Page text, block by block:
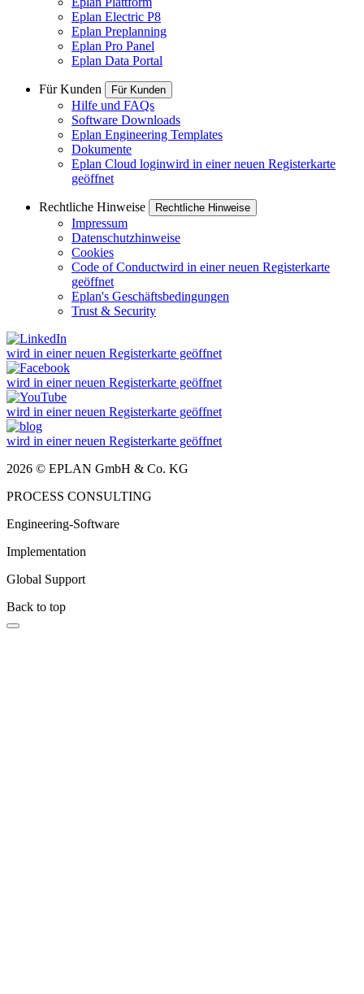
Eplan Electric P8
Eplan Preplanning
Eplan Pro Panel
Eplan Data Portal
Für Kunden Für Kunden
Hilfe und FAQs
Software Downloads
Eplan Engineering Templates
Dokumente
Eplan Cloud loginwird in einer neuen Registerkarte
geöffnet
Rechtliche Hinweise Rechtliche Hinweise
Impressum
Datenschutzhinweise
Cookies
Code of Conductwird in einer neuen Registerkarte
geöffnet
Eplan's Geschäftsbedingungen
Trust & Security
wird in einer neuen Registerkarte geöffnet
wird in einer neuen Registerkarte geöffnet
wird in einer neuen Registerkarte geöffnet
wird in einer neuen Registerkarte geöffnet
2026 © EPLAN GmbH & Co. KG
PROCESS CONSULTING
Engineering-Software
Implementation
Global Support
Back to top